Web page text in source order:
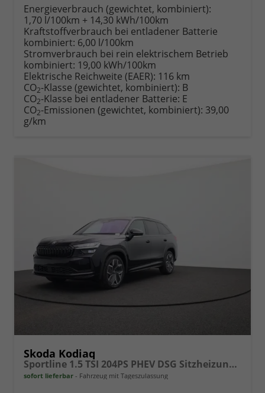
anfordernDatei,
Fahrzeugexposé
drucken
drucken,
parken
oder
vergleichen
Energieverbrauch (gewichtet, kombiniert):
1,70 l/100km + 14,30 kWh/100km
Kraftstoffverbrauch bei entladener Batterie
kombiniert: 6,00 l/100km
Stromverbrauch bei rein elektrischem Betrieb
kombiniert: 19,00 kWh/100km
Elektrische Reichweite (EAER): 116 km
CO2-Klasse (gewichtet, kombiniert): B
CO2-Klasse bei entladener Batterie: E
CO2-Emissionen (gewichtet, kombiniert): 39,00
g/km
Skoda Kodiaq
Sportline 1.5 TSI 204PS PHEV DSG Sitzheizung v+h Frontscheibe beheizb. 20"LM schwenkb. AHK elektr. PanoDach Alcantara PDC Rückf.Kamera Klimaautomatik Lenkradheizung Navi Apple CarPlay Android Auto 2xKeyless vollelektr. Reichweite 116KM
sofort lieferbar Fahrzeug mit Tageszulassung